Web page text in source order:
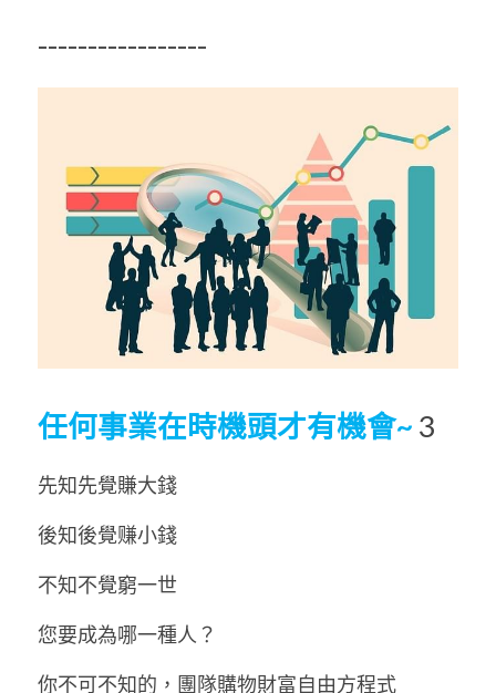
-----------------
任何事業在時機頭才有機會~ 3
先知先覺賺大錢
後知後覺赚小錢
不知不覺窮一世
您要成為哪一種人？
你不可不知的，團隊購物財富自由方程式